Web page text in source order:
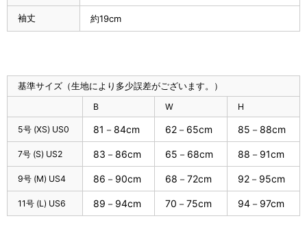
袖丈 約19cm
基準サイズ（生地により多少誤差がございます。）
B W H
5号 (XS) US0 81－84cm 62－65cm 85－88cm
7号 (S) US2 83－86cm 65－68cm 88－91cm
9号 (M) US4 86－90cm 68－72cm 92－95cm
11号 (L) US6 89－94cm 70－75cm 94－97cm